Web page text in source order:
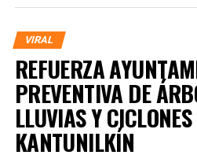
VIRAL
REFUERZA
PREVENTIVA DE
LLUVIAS Y CICLONES
KANTUNILKÍN